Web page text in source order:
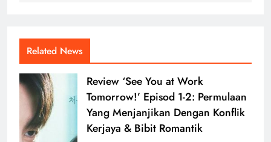
Related News
Review ‘See You at Work
Tomorrow!’ Episod 1-2: Permulaan
Yang Menjanjikan Dengan Konflik
Kerjaya & Bibit Romantik